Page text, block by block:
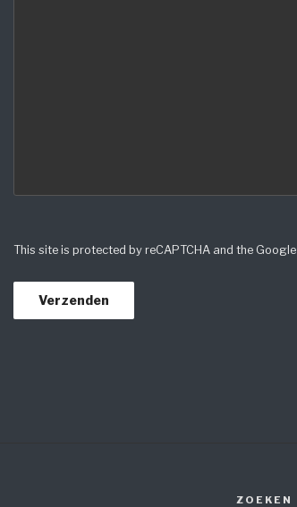
This site is protected by reCAPTCHA and the Google
ZOEKEN